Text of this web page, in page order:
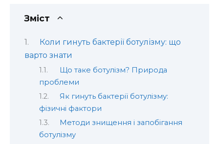
Зміст
Коли гинуть бактерії ботулізму: що
варто знати
Що таке ботулізм? Природа
проблеми
Як гинуть бактерії ботулізму:
фізичні фактори
Методи знищення і запобігання
ботулізму